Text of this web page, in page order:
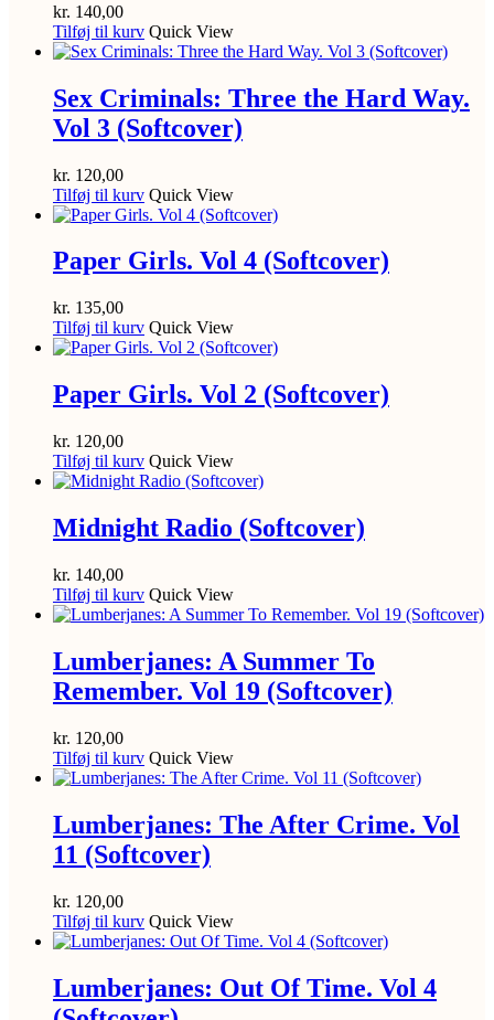
kr. 140,00
Tilføj til kurv Quick View
Sex Criminals: Three the Hard Way.
Vol 3 (Softcover)
kr. 120,00
Tilføj til kurv Quick View
Paper Girls. Vol 4 (Softcover)
kr. 135,00
Tilføj til kurv Quick View
Paper Girls. Vol 2 (Softcover)
kr. 120,00
Tilføj til kurv Quick View
Midnight Radio (Softcover)
kr. 140,00
Tilføj til kurv Quick View
Lumberjanes: A Summer To
Remember. Vol 19 (Softcover)
kr. 120,00
Tilføj til kurv Quick View
Lumberjanes: The After Crime. Vol
11 (Softcover)
kr. 120,00
Tilføj til kurv Quick View
Lumberjanes: Out Of Time. Vol 4